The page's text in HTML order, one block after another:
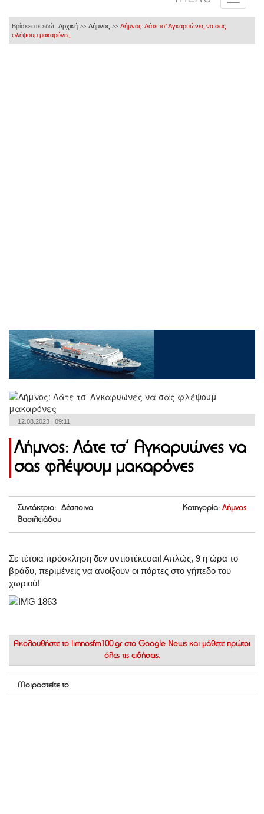
Βρίσκεστε εδώ: Αρχική >> Λήμνος >> Λήμνος: Λάτε τσ’ Αγκαρυώνες να σας
φλέψουμ μακαρόνες
12.08.2023 | 09:11
Λήμνος: Λάτε τσ’ Αγκαρυώνες να
σας φλέψουμ μακαρόνες
Συντάκτρια: Δέσποινα
Βασιλειάδου
Κατηγορία: Λήμνος
Σε τέτοια πρόσκληση δεν αντιστέκεσαι! Απλώς, 9 η ώρα το
βράδυ, περιμένεις να ανοίξουν οι πόρτες στο γήπεδο του
χωριού!
Ακολουθήστε το limnosfm100.gr στο Google News και μάθετε πρώτοι
όλες τις ειδήσεις.
Μοιραστείτε το